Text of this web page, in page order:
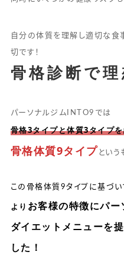
自分の体質を理解し適切な食
切です！
骨格診断で
パーソナルジムINTO9では
骨格3タイプと体質3タイプ
骨格体質9タイプという
この骨格体質9タイプに基づい
より お客様の特徴にパー
ダイエットメニューを
した！